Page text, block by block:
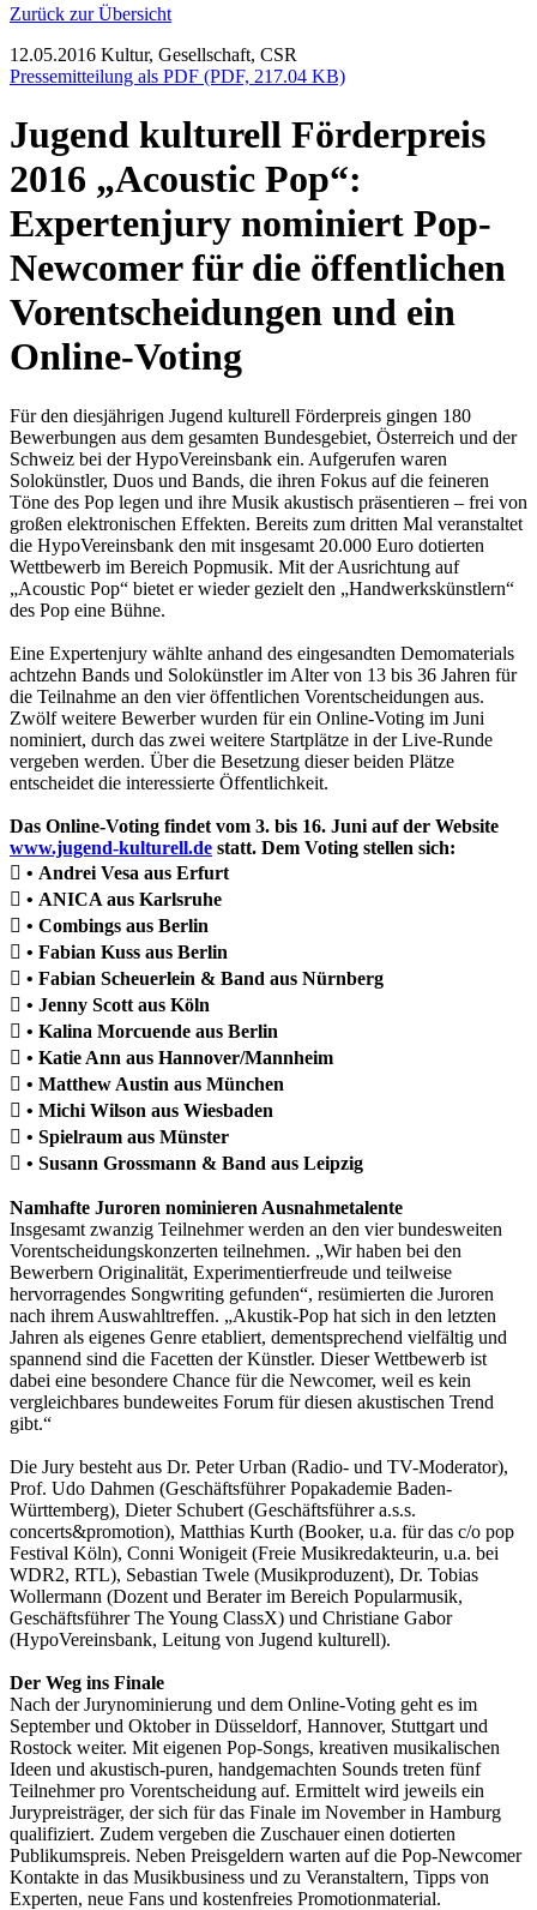
Zurück zur Übersicht
12.05.2016 Kultur, Gesellschaft, CSR
Pressemitteilung als PDF (PDF, 217.04 KB)
Jugend kulturell Förderpreis
2016 „Acoustic Pop“:
Expertenjury nominiert Pop-
Newcomer für die öffentlichen
Vorentscheidungen und ein
Online-Voting
Für den diesjährigen Jugend kulturell Förderpreis gingen 180
Bewerbungen aus dem gesamten Bundesgebiet, Österreich und der
Schweiz bei der HypoVereinsbank ein. Aufgerufen waren
Solokünstler, Duos und Bands, die ihren Fokus auf die feineren
Töne des Pop legen und ihre Musik akustisch präsentieren – frei von
großen elektronischen Effekten. Bereits zum dritten Mal veranstaltet
die HypoVereinsbank den mit insgesamt 20.000 Euro dotierten
Wettbewerb im Bereich Popmusik. Mit der Ausrichtung auf
„Acoustic Pop“ bietet er wieder gezielt den „Handwerkskünstlern“
des Pop eine Bühne.
Eine Expertenjury wählte anhand des eingesandten Demomaterials
achtzehn Bands und Solokünstler im Alter von 13 bis 36 Jahren für
die Teilnahme an den vier öffentlichen Vorentscheidungen aus.
Zwölf weitere Bewerber wurden für ein Online-Voting im Juni
nominiert, durch das zwei weitere Startplätze in der Live-Runde
vergeben werden. Über die Besetzung dieser beiden Plätze
entscheidet die interessierte Öffentlichkeit.
Das Online-Voting findet vom 3. bis 16. Juni auf der Website
www.jugend-kulturell.de statt. Dem Voting stellen sich:
 • Andrei Vesa aus Erfurt
 • ANICA aus Karlsruhe
 • Combings aus Berlin
 • Fabian Kuss aus Berlin
 • Fabian Scheuerlein & Band aus Nürnberg
 • Jenny Scott aus Köln
 • Kalina Morcuende aus Berlin
 • Katie Ann aus Hannover/Mannheim
 • Matthew Austin aus München
 • Michi Wilson aus Wiesbaden
 • Spielraum aus Münster
 • Susann Grossmann & Band aus Leipzig
Namhafte Juroren nominieren Ausnahmetalente
Insgesamt zwanzig Teilnehmer werden an den vier bundesweiten
Vorentscheidungskonzerten teilnehmen. „Wir haben bei den
Bewerbern Originalität, Experimentierfreude und teilweise
hervorragendes Songwriting gefunden“, resümierten die Juroren
nach ihrem Auswahltreffen. „Akustik-Pop hat sich in den letzten
Jahren als eigenes Genre etabliert, dementsprechend vielfältig und
spannend sind die Facetten der Künstler. Dieser Wettbewerb ist
dabei eine besondere Chance für die Newcomer, weil es kein
vergleichbares bundeweites Forum für diesen akustischen Trend
gibt.“
Die Jury besteht aus Dr. Peter Urban (Radio- und TV-Moderator),
Prof. Udo Dahmen (Geschäftsführer Popakademie Baden-
Württemberg), Dieter Schubert (Geschäftsführer a.s.s.
concerts&promotion), Matthias Kurth (Booker, u.a. für das c/o pop
Festival Köln), Conni Wonigeit (Freie Musikredakteurin, u.a. bei
WDR2, RTL), Sebastian Twele (Musikproduzent), Dr. Tobias
Wollermann (Dozent und Berater im Bereich Popularmusik,
Geschäftsführer The Young ClassX) und Christiane Gabor
(HypoVereinsbank, Leitung von Jugend kulturell).
Der Weg ins Finale
Nach der Jurynominierung und dem Online-Voting geht es im
September und Oktober in Düsseldorf, Hannover, Stuttgart und
Rostock weiter. Mit eigenen Pop-Songs, kreativen musikalischen
Ideen und akustisch-puren, handgemachten Sounds treten fünf
Teilnehmer pro Vorentscheidung auf. Ermittelt wird jeweils ein
Jurypreisträger, der sich für das Finale im November in Hamburg
qualifiziert. Zudem vergeben die Zuschauer einen dotierten
Publikumspreis. Neben Preisgeldern warten auf die Pop-Newcomer
Kontakte in das Musikbusiness und zu Veranstaltern, Tipps von
Experten, neue Fans und kostenfreies Promotionmaterial.